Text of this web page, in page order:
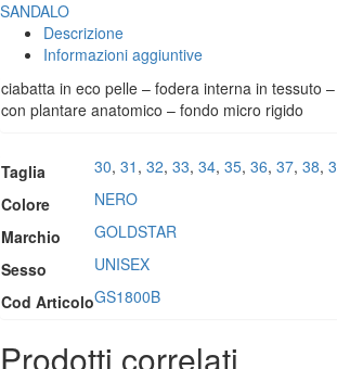
SANDALO
Descrizione
Informazioni aggiuntive
ciabatta in eco pelle – fodera interna in tessuto
con plantare anatomico – fondo micro rigido
Taglia 30, 31 , 32, 33, 34, 35, 36, 37, 38,
Colore
NERO
Marchio
GOLDSTAR
Sesso
UNISEX
Cod ArticoloGS1800B
Prodotti correlati